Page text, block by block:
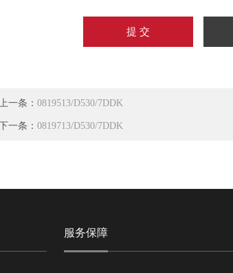
一条： 0819513/D530/7DDK
一条： 0819713/D530/7DDK
服务保障